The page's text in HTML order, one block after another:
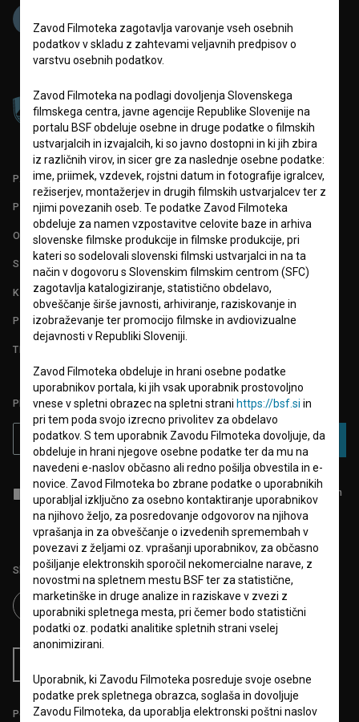
PARTNERJI
POGOJI UPORABE
O PROJEKTU
STATISTIKA
KONTAKT
POGOSTA VPRAŠANJA
TEST FUNKCIONALNOSTI
PRIJAVITE SE NA BSF NOVIČNIK:
PRIJAVA
Sprejemam splošne pogoje in dajem soglasje
za zbiranje, hrambo in
obdelavo osebnih podatkov.
Sledite nam na:
Podprite nas z donacijo na
Zavod Filmoteka zagotavlja varovanje vseh osebnih
podatkov v skladu z zahtevami veljavnih predpisov o
varstvu osebnih podatkov.
Zavod Filmoteka na podlagi dovoljenja Slovenskega
filmskega centra, javne agencije Republike Slovenije na
portalu BSF obdeluje osebne in druge podatke o filmskih
ustvarjalcih in izvajalcih, ki so javno dostopni in ki jih zbira
iz različnih virov, in sicer gre za naslednje osebne podatke:
ime, priimek, vzdevek, rojstni datum in fotografije igralcev,
režiserjev, montažerjev in drugih filmskih ustvarjalcev ter z
njimi povezanih oseb. Te podatke Zavod Filmoteka
obdeluje za namen vzpostavitve celovite baze in arhiva
slovenske filmske produkcije in filmske produkcije, pri
kateri so sodelovali slovenski filmski ustvarjalci in na ta
način v dogovoru s Slovenskim filmskim centrom (SFC)
zagotavlja katalogiziranje, statistično obdelavo,
obveščanje širše javnosti, arhiviranje, raziskovanje in
izobraževanje ter promocijo filmske in avdiovizualne
dejavnosti v Republiki Sloveniji.
Zavod Filmoteka obdeluje in hrani osebne podatke
uporabnikov portala, ki jih vsak uporabnik prostovoljno
vnese v spletni obrazec na spletni strani https://bsf.si in
pri tem poda svojo izrecno privolitev za obdelavo
podatkov. S tem uporabnik Zavodu Filmoteka dovoljuje, da
obdeluje in hrani njegove osebne podatke ter da mu na
navedeni e-naslov občasno ali redno pošilja obvestila in e-
novice. Zavod Filmoteka bo zbrane podatke o uporabnikih
uporabljal izključno za osebno kontaktiranje uporabnikov
na njihovo željo, za posredovanje odgovorov na njihova
vprašanja in za obveščanje o izvedenih spremembah v
povezavi z željami oz. vprašanji uporabnikov, za občasno
pošiljanje elektronskih sporočil nekomercialne narave, z
novostmi na spletnem mestu BSF ter za statistične,
marketinške in druge analize in raziskave v zvezi z
uporabniki spletnega mesta, pri čemer bodo statistični
podatki oz. podatki analitike spletnih strani vselej
anonimizirani.
Uporabnik, ki Zavodu Filmoteka posreduje svoje osebne
podatke prek spletnega obrazca, soglaša in dovoljuje
Zavodu Filmoteka, da uporablja elektronski poštni naslov